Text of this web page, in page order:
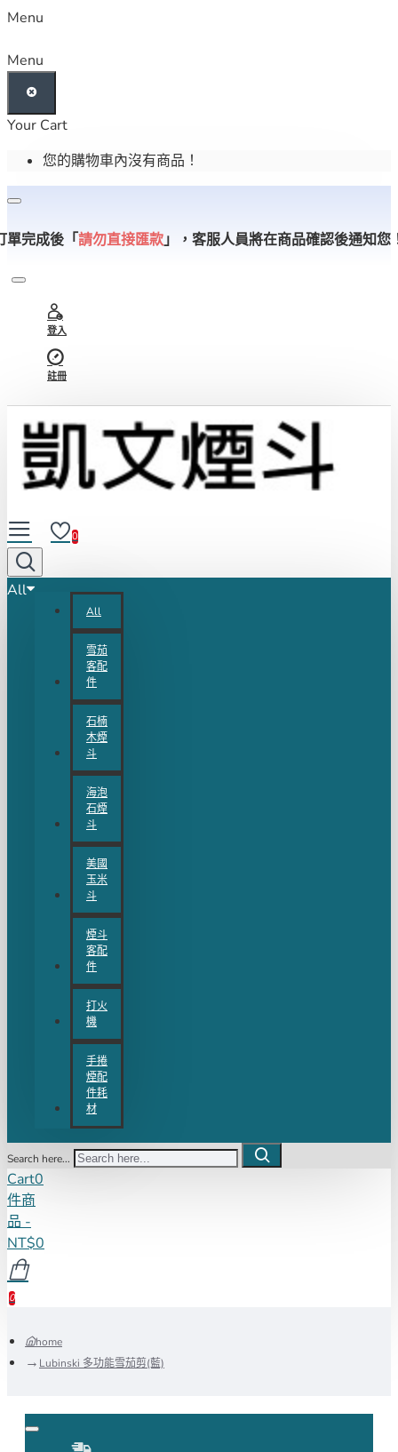
Menu
Menu
Your Cart
您的購物車內沒有商品！
單完成後「請勿直接匯款 」， 客服人員將在商品確認後通知您
登入
註冊
0
All
All
雪茄
客配
件
石楠
木煙
斗
海泡
石煙
斗
美國
玉米
斗
煙斗
客配
件
打火
機
手捲
煙配
件耗
材
Search here...
Cart0
件商
品 -
NT$0
0
home
Lubinski 多功能雪茄剪(藍)